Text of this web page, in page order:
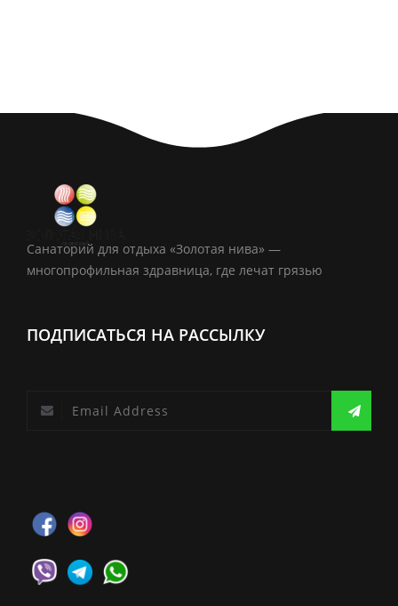
Санаторий для отдыха «Золотая нива» —
многопрофильная здравница, где лечат грязью
ПОДПИСАТЬСЯ НА РАССЫЛКУ